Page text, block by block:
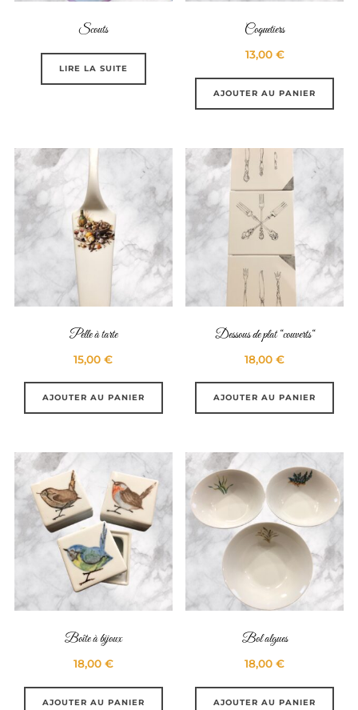
Scouts
LIRE LA SUITE
Coquetiers
13,00 €
AJOUTER AU PANIER
Pelle à tarte
15,00€
AJOUTER AU PANIER
Dessous de plat “couverts“
18,00€
AJOUTER AU PANIER
Boîte à bijoux
18,00 €
AJOUTER AU PANIER
Bol algues
18,00€
AJOUTER AU PANIER